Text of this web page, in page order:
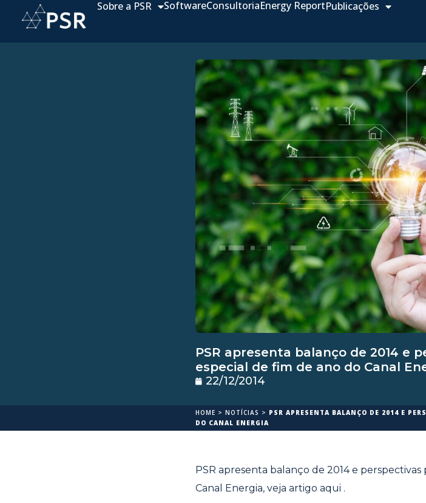
Sobre a PSR SoftwareConsultoriaEnergy ReportPublicações
PSR apresenta balanço de 2014 e
especial de fim de ano do Canal
22/12/2014
HOME > NOTÍCIAS > PSR APRESENTA BALANÇO DE 2014 E
DO CANAL ENERGIA
PSR apresenta balanço de 2014 e
Canal Energia, veja artigo aqui .